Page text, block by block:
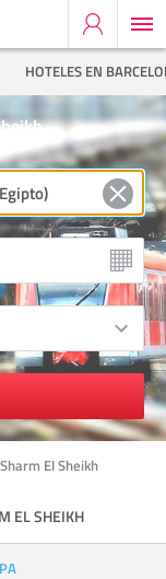
HOTELES EN
Sharm El Sheikh
EL SHEIKH